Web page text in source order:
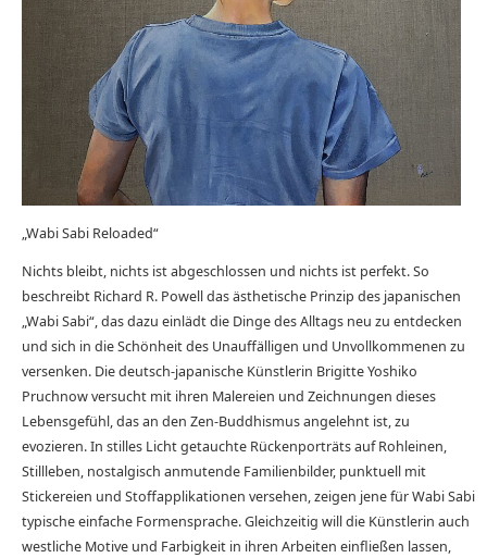
„Wabi Sabi Reloaded“
Nichts bleibt, nichts ist abgeschlossen und nichts ist perfekt. So
beschreibt Richard R. Powell das ästhetische Prinzip des japanischen
„Wabi Sabi“, das dazu einlädt die Dinge des Alltags neu zu entdecken
und sich in die Schönheit des Unauffälligen und Unvollkommenen zu
versenken. Die deutsch-japanische Künstlerin Brigitte Yoshiko
Pruchnow versucht mit ihren Malereien und Zeichnungen dieses
Lebensgefühl, das an den Zen-Buddhismus angelehnt ist, zu
evozieren. In stilles Licht getauchte Rückenporträts auf Rohleinen,
Stillleben, nostalgisch anmutende Familienbilder, punktuell mit
Stickereien und Stoffapplikationen versehen, zeigen jene für Wabi Sabi
typische einfache Formensprache. Gleichzeitig will die Künstlerin auch
westliche Motive und Farbigkeit in ihren Arbeiten einfließen lassen,